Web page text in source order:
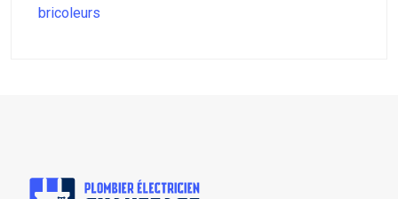
bricoleurs